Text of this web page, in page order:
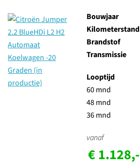
Bouwjaar
Kilometerstand
Brandstof
Transmissie
Looptijd
60 mnd
48 mnd
36 mnd
vanaf
€ 1.128,-